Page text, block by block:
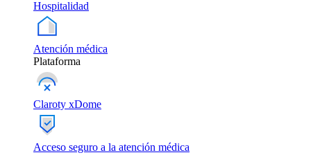
Hospitalidad
Atención médica
Plataforma
Claroty xDome
Acceso seguro a la atención médica